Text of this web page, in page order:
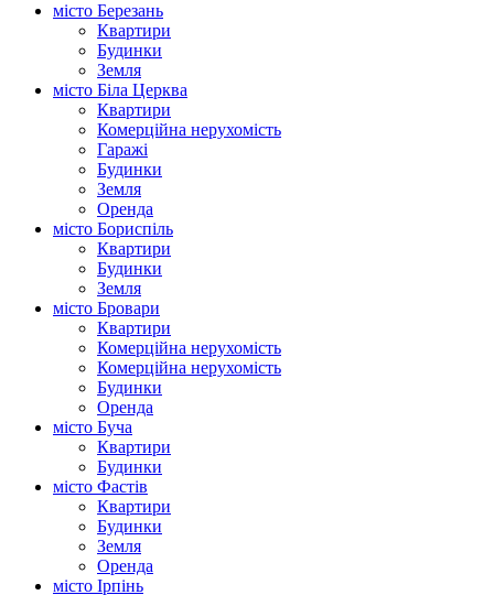
місто Березань
Квартири
Будинки
Земля
місто Біла Церква
Квартири
Комерційна нерухомість
Гаражі
Будинки
Земля
Оренда
місто Бориспіль
Квартири
Будинки
Земля
місто Бровари
Квартири
Комерційна нерухомість
Комерційна нерухомість
Будинки
Оренда
місто Буча
Квартири
Будинки
місто Фастів
Квартири
Будинки
Земля
Оренда
місто Ірпінь